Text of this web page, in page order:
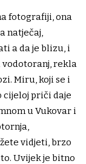
fotografiji, ona
natječaj,
a da je blizu, i
rekla
Miru, koji se i
cijeloj priči daje
u Vukovar i
vidjeti, brzo
Uvijek je bitno